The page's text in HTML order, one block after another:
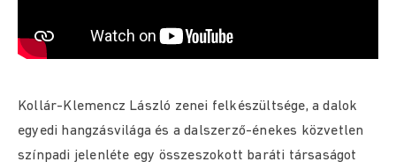
Kollár-Klemencz László zenei felkészültsége, a dalok
egyedi hangzásvilága és a dalszerző-énekes közvetlen
színpadi jelenléte egy összeszokott baráti társaságot